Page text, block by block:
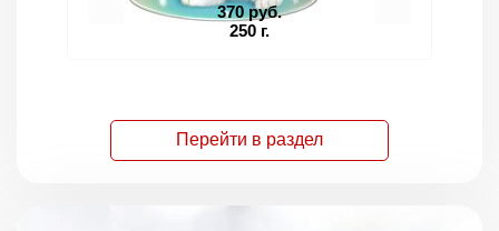
370 руб.
250 г.
Перейти в раздел